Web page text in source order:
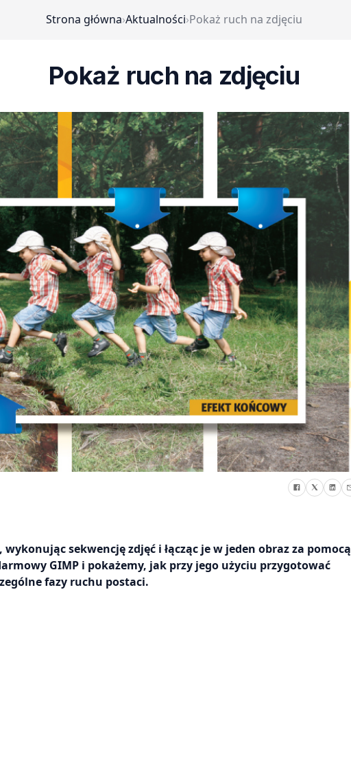
Strona główna›Aktualności›Pokaż ruch na zdjęciu
Pokaż ruch na zdjęciu
sekwencję zdjęć i łącząc je w jeden obraz za pomocą
GIMP i pokażemy, jak przy jego użyciu przygotować
fazy ruchu postaci.